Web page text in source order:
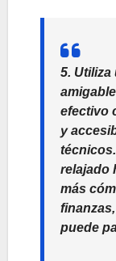
5. Utiliza
efectivo
y
relajado
más
puede